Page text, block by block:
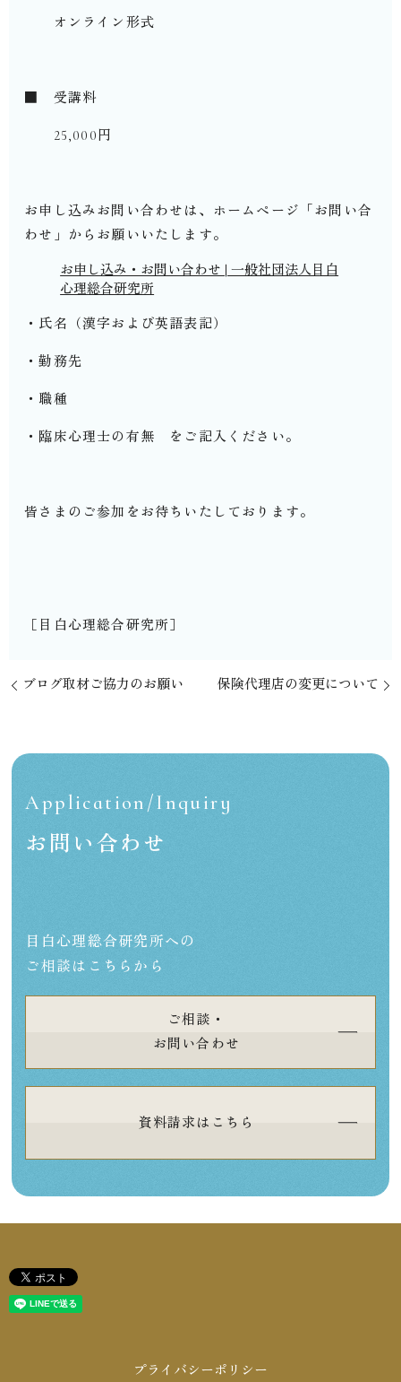
オンライン形式
■ 受講料
25,000円
お申し込みお問い合わせは、ホームページ「お問い合
わせ」からお願いいたします。
お申し込み・お問い合わせ | 一般社団法人目白
心理総合研究所
・氏名（漢字および英語表記）
・勤務先
・職種
・臨床心理士の有無 をご記入ください。
皆さまのご参加をお待ちいたしております。
［目白心理総合研究所］
ブログ取材ご協力のお願い 保険代理店の変更について
Application/Inquiry
お問い合わせ
目白心理総合研究所への
ご相談はこちらから
ご相談・
お問い合わせ
資料請求はこちら
プライバシーポリシー